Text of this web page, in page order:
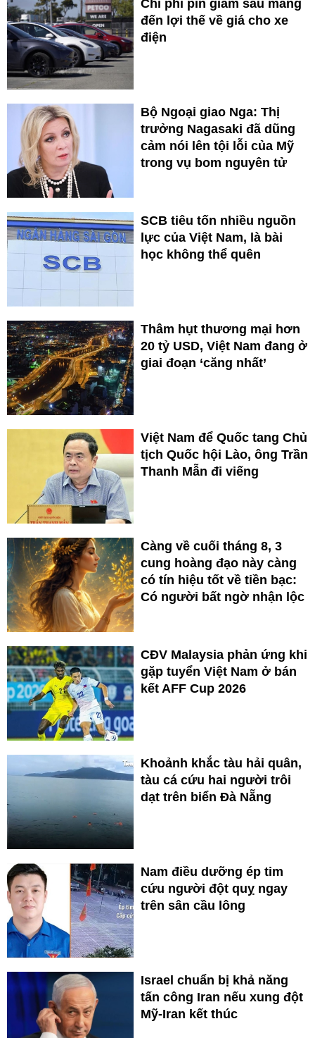
Chi phí pin giảm sâu mang
đến lợi thế về giá cho xe
điện
Bộ Ngoại giao Nga: Thị
trưởng Nagasaki đã dũng
cảm nói lên tội lỗi của Mỹ
trong vụ bom nguyên tử
SCB tiêu tốn nhiều nguồn
lực của Việt Nam, là bài
học không thể quên
Thâm hụt thương mại hơn
20 tỷ USD, Việt Nam đang ở
giai đoạn ‘căng nhất’
Việt Nam để Quốc tang Chủ
tịch Quốc hội Lào, ông Trần
Thanh Mẫn đi viếng
Càng về cuối tháng 8, 3
cung hoàng đạo này càng
có tín hiệu tốt về tiền bạc:
Có người bất ngờ nhận lộc
CĐV Malaysia phản ứng khi
gặp tuyển Việt Nam ở bán
kết AFF Cup 2026
Khoảnh khắc tàu hải quân,
tàu cá cứu hai người trôi
dạt trên biển Đà Nẵng
Nam điều dưỡng ép tim
cứu người đột quỵ ngay
trên sân cầu lông
Israel chuẩn bị khả năng
tấn công Iran nếu xung đột
Mỹ-Iran kết thúc